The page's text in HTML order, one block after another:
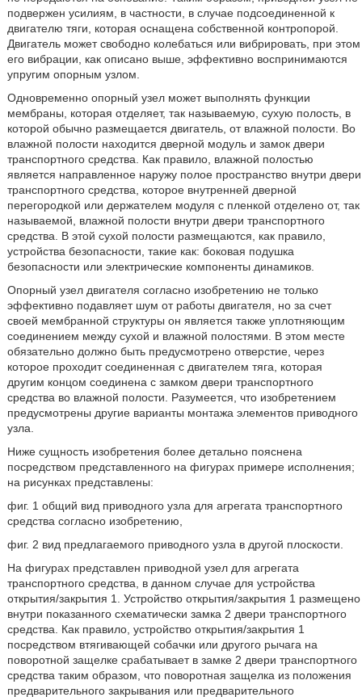
подвержен усилиям, в частности, в случае подсоединенной к
двигателю тяги, которая оснащена собственной контропорой.
Двигатель может свободно колебаться или вибрировать, при этом
его вибрации, как описано выше, эффективно воспринимаются
упругим опорным узлом.
Одновременно опорный узел может выполнять функции
мембраны, которая отделяет, так называемую, сухую полость, в
которой обычно размещается двигатель, от влажной полости. Во
влажной полости находится дверной модуль и замок двери
транспортного средства. Как правило, влажной полостью
является направленное наружу полое пространство внутри двери
транспортного средства, которое внутренней дверной
перегородкой или держателем модуля с пленкой отделено от, так
называемой, влажной полости внутри двери транспортного
средства. В этой сухой полости размещаются, как правило,
устройства безопасности, такие как: боковая подушка
безопасности или электрические компоненты динамиков.
Опорный узел двигателя согласно изобретению не только
эффективно подавляет шум от работы двигателя, но за счет
своей мембранной структуры он является также уплотняющим
соединением между сухой и влажной полостями. В этом месте
обязательно должно быть предусмотрено отверстие, через
которое проходит соединенная с двигателем тяга, которая
другим концом соединена с замком двери транспортного
средства во влажной полости. Разумеется, что изобретением
предусмотрены другие варианты монтажа элементов приводного
узла.
Ниже сущность изобретения более детально пояснена
посредством представленного на фигурах примере исполнения;
на рисунках представлены:
фиг. 1 общий вид приводного узла для агрегата транспортного
средства согласно изобретению,
фиг. 2 вид предлагаемого приводного узла в другой плоскости.
На фигурах представлен приводной узел для агрегата
транспортного средства, в данном случае для устройства
открытия/закрытия 1. Устройство открытия/закрытия 1 размещено
внутри показанного схематически замка 2 двери транспортного
средства. Как правило, устройство открытия/закрытия 1
посредством втягивающей собачки или другого рычага на
поворотной защелке срабатывает в замке 2 двери транспортного
средства таким образом, что поворотная защелка из положения
предварительного закрывания или предварительного